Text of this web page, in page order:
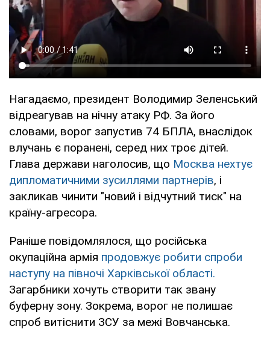
Нагадаємо, президент Володимир Зеленський
відреагував на нічну атаку РФ. За його
словами, ворог запустив 74 БПЛА, внаслідок
влучань є поранені, серед них троє дітей.
Глава держави наголосив, що Москва нехтує
дипломатичними зусиллями партнерів, і
закликав чинити "новий і відчутний тиск" на
країну-агресора.
Раніше повідомлялося, що російська
окупаційна армія продовжує робити спроби
наступу на півночі Харківської області.
Загарбники хочуть створити так звану
буферну зону. Зокрема, ворог не полишає
спроб витіснити ЗСУ за межі Вовчанська.